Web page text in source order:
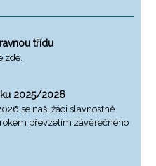
třídu
zde.
2025/2026
se naši žáci slavnostně
převzetím závěrečného